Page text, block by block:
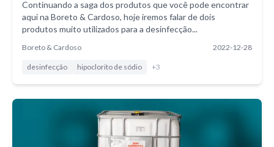
Continuando a saga dos produtos que você pode encontrar
aqui na Boreto & Cardoso, hoje iremos falar de dois
produtos muito utilizados para a desinfecção...
Boreto & Cardoso 2022-12-28
desinfecção hipoclorito de sódio +3